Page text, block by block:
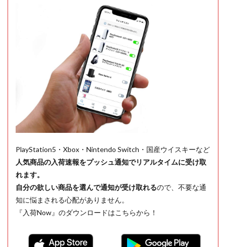
PlayStation5・Xbox・Nintendo Switch・国産ウイスキーなど
人気商品の入荷速報をプッシュ通知でリアルタイムに受け取
れます。
自分の欲しい商品を選んで通知が受け取れるので、不要な通
知に悩まされる心配がありません。
『入荷Now』のダウンロードはこちらから！